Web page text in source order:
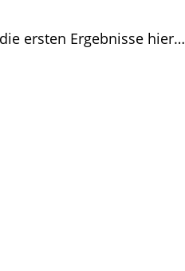
ersten Ergebnisse hier…